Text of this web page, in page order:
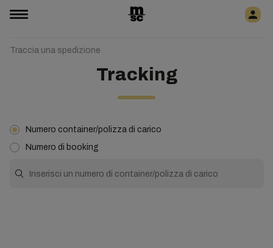
Traccia una spedizione
Tracking
Numero container/polizza di carico
Numero di booking